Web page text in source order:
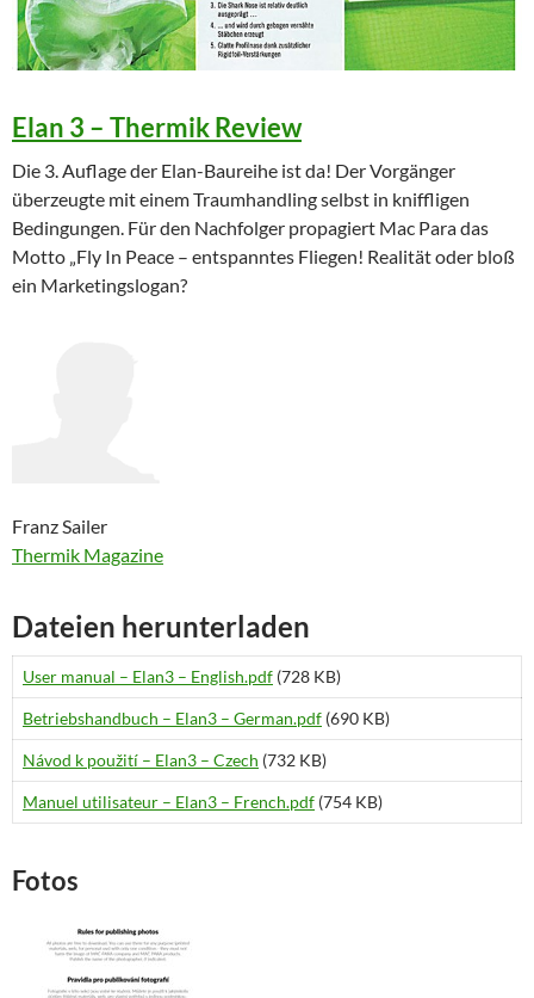
Elan 3 – Thermik Review
Die 3. Auflage der Elan-Baureihe ist da! Der Vorgänger
überzeugte mit einem Traumhandling selbst in kniffligen
Bedingungen. Für den Nachfolger propagiert Mac Para das
Motto „Fly In Peace – entspanntes Fliegen! Realität oder bloß
ein Marketingslogan?
Franz Sailer
Thermik Magazine
Dateien herunterladen
User manual – Elan3 – English.pdf (728 KB)
Betriebshandbuch – Elan3 – German.pdf (690 KB)
Návod k použití – Elan3 – Czech (732 KB)
Manuel utilisateur – Elan3 – French.pdf (754 KB)
Fotos